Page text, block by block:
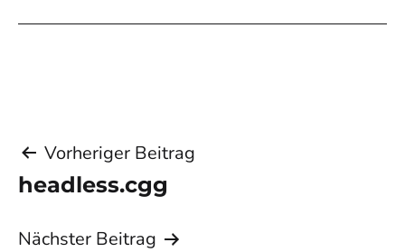
Beitragsnavigation
Vorheriger Beitrag
headless.cgg
Nächster Beitrag